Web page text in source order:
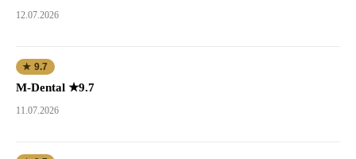
12.07.2026
★ 9.7
M-Dental ★9.7
11.07.2026